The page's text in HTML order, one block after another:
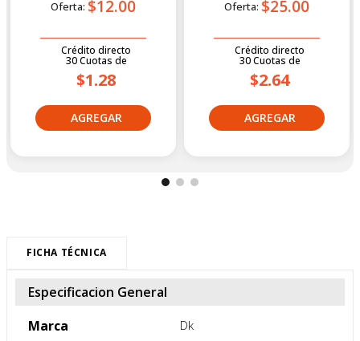
Oferta: $12.00
Crédito directo
30Cuotas de
$1.28
Oferta: $25.00
Crédito directo
30Cuotas de
$2.64
FICHA TÉCNICA
Especificacion General
Marca
Dk